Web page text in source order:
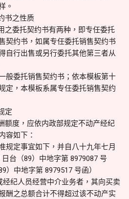
。
书之性质
委托契约书有两种，即专任委托
契约书，如属专任委托销售契约书
自行出售或另行委托其他第三者从
般委托销售契约书；依本模板第十
定，本模板系属专任委托销售契约
定
度，应依内政部规定不动产经纪
容如下：
规定事宜如下，并自八十九年七月
台（89）中地字第 8979087 号
）中地字第 8979517 号函）
纪人员经营中介业务者，其向买卖
酬之总额合计不得超过该不动产实